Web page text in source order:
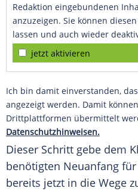
Redaktion eingebundenen
anzuzeigen. Sie können
lassen und auch wieder
jetzt aktivieren
Ich bin damit einverstanden,
angezeigt werden. Damit
Drittplattformen übermittelt
Datenschutzhinweisen.
Dieser Schritt gebe dem
benötigten Neuanfang für
bereits jetzt in die Wege